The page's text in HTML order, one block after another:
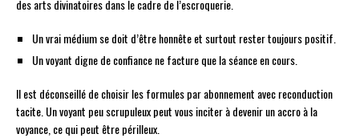
des arts divinatoires dans le cadre de l’escroquerie.
Un vrai médium se doit d’être honnête et surtout rester toujours positif.
Un voyant digne de confiance ne facture que la séance en cours.
Il est déconseillé de choisir les formules par abonnement avec reconduction
tacite. Un voyant peu scrupuleux peut vous inciter à devenir un accro à la
voyance, ce qui peut être périlleux.